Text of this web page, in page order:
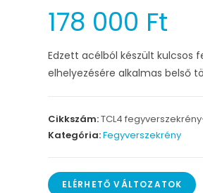
178 000 Ft
Edzett acélból készült kulcsos
elhelyezésére alkalmas belső
Cikkszám:TCL4
Kategória:Fegyverszekrény
ELÉRHETŐ VÁLTOZATOK